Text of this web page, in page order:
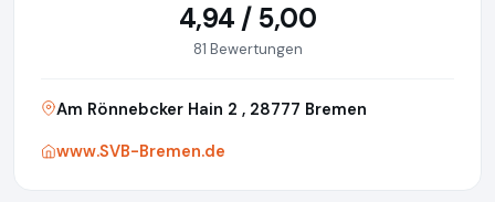
4,94 / 5,00
81 Bewertungen
Am Rönnebcker Hain 2 , 28777 Bremen
www.SVB-Bremen.de